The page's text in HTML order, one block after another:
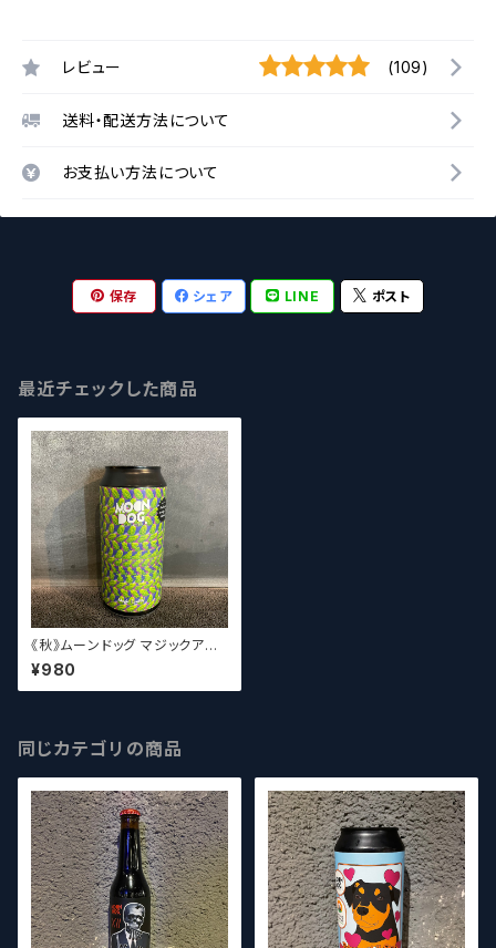
レビュー (109)
送料・配送方法について
お支払い方法について
保存 シェア LINE ポスト
最近チェックした商品
《秋》ムーンドッグ マジックアイP
A / Moon Dog Magic Eye P
A
¥980
同じカテゴリの商品